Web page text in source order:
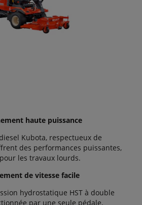
haute puissance
Kubota, respectueux de
des performances puissantes,
les travaux lourds.
de vitesse facile
hydrostatique HST à double
par une seule pédale.